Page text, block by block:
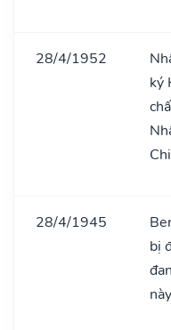
28/4/1952
ký
28/4/1945
bị